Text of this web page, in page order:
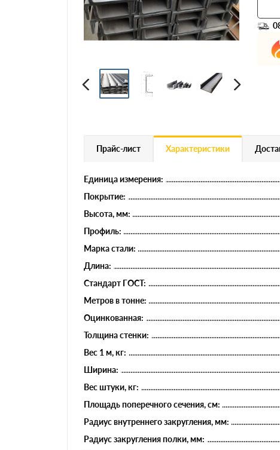
Профнастил
Евроштакетник
Цветной металлопрокат
Прайс-лист Характеристики
Единица измерения:
Покрытие:
Высота, мм:
Профиль:
Марка стали:
Длина:
Стандарт ГОСТ:
Метров в тонне:
Оцинкованная:
Толщина стенки:
Вес 1 м, кг:
Ширина:
Вес штуки, кг:
Площадь поперечного сечения, см:
Радиус внутреннего закругления, мм:
Радиус закругления полки, мм: